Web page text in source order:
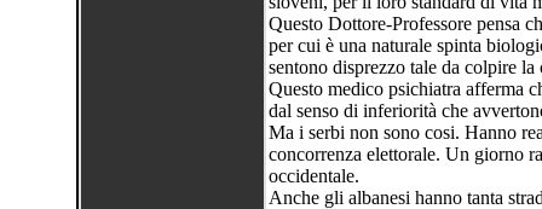
Questo Dottore-Professore pensa
per cui è una naturale spinta
sentono disprezzo tale da colpire
Questo medico psichiatra afferma
dal senso di inferiorità che
Ma i serbi non sono cosi. Hanno
concorrenza elettorale. Un giorno
occidentale.
Anche gli albanesi hanno tanta